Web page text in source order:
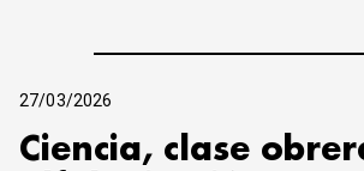
27/03/2026
Ciencia, clase